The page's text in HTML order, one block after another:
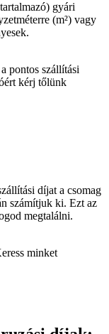
gyári
(m²) vagy
pontos szállítási
kérj tőlünk
díjat a csomag
számítjuk ki. Ezt az
megtalálni.
minket